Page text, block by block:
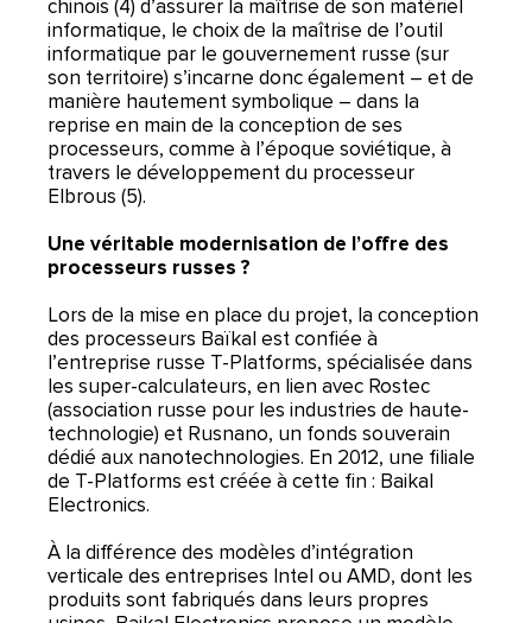
chinois (4) d’assurer la maîtrise de son matériel
informatique, le choix de la maîtrise de l’outil
informatique par le gouvernement russe (sur
son territoire) s’incarne donc également – et de
manière hautement symbolique – dans la
reprise en main de la conception de ses
processeurs, comme à l’époque soviétique, à
travers le développement du processeur
Elbrous (5).
Une véritable modernisation de l’offre des
processeurs russes ?
Lors de la mise en place du projet, la conception
des processeurs Baïkal est confiée à
l’entreprise russe T-Platforms, spécialisée dans
les super-calculateurs, en lien avec Rostec
(association russe pour les industries de haute-
technologie) et Rusnano, un fonds souverain
dédié aux nanotechnologies. En 2012, une filiale
de T-Platforms est créée à cette fin : Baikal
Electronics.
À la différence des modèles d’intégration
verticale des entreprises Intel ou AMD, dont les
produits sont fabriqués dans leurs propres